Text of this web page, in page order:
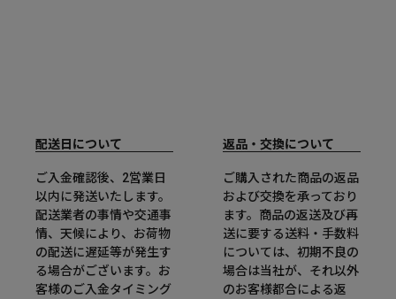
配送日について
ご入金確認後、2営業日
以内に発送いたします。
配送業者の事情や交通事
情、天候により、お荷物
の配送に遅延等が発生す
る場合がございます。お
客様のご入金タイミング
返品・交換について
ご購入された商品の返品
および交換を承っており
ます。商品の返送及び再
送に要する送料・手数料
については、初期不良の
場合は当社が、それ以外
のお客様都合による返